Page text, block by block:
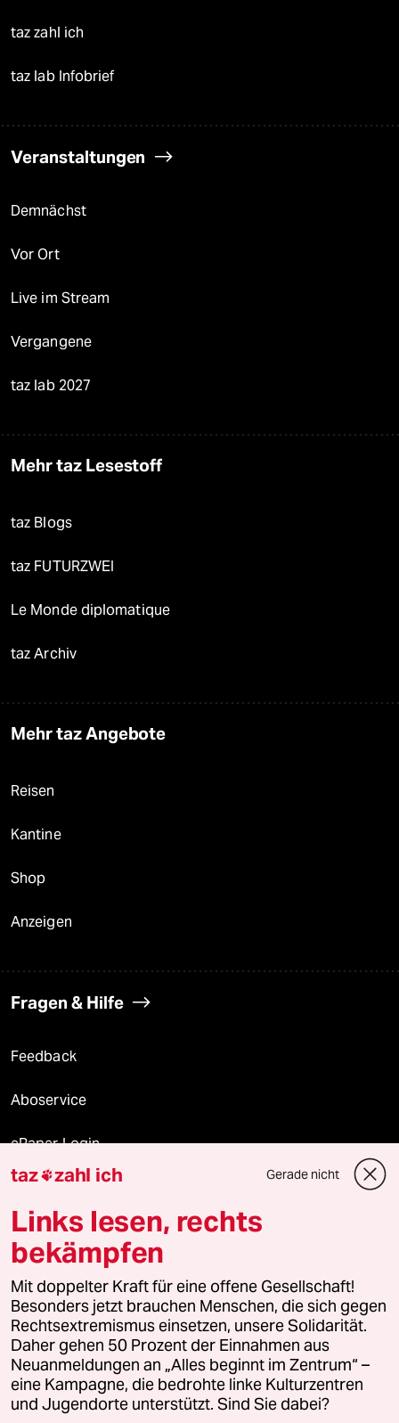
taz zahl ich
taz lab Infobrief
Veranstaltungen
Demnächst
Vor Ort
Live im Stream
Vergangene
taz lab 2027
Mehr taz Lesestoff
taz Blogs
taz FUTURZWEI
Le Monde diplomatique
taz Archiv
Mehr taz Angebote
Reisen
Kantine
Shop
Anzeigen
Fragen & Hilfe
Feedback
Aboservice
ePaper Login
Downloads für Abonnierende
© 2026 taz Verlags und Vertriebs GmbH
Alle Rechte vorbehalten. Bei rechtlichen Fragen oder für Genehmigungen
wenden Sie sich bitte an
lizenzen@taz.de
Feedback Redaktionsstatut Kommune-Richtlinien
Leitlinie Informant Datenschutz Impressum AGB
taz zahl ich Gerade nicht
Links lesen, rechts
bekämpfen
Mit doppelter Kraft für eine offene Gesellschaft!
Besonders jetzt brauchen Menschen, die sich gegen
Rechtsextremismus einsetzen, unsere Solidarität.
Daher gehen 50 Prozent der Einnahmen aus
Neuanmeldungen an „Alles beginnt im Zentrum“ –
eine Kampagne, die bedrohte linke Kulturzentren
und Jugendorte unterstützt. Sind Sie dabei?